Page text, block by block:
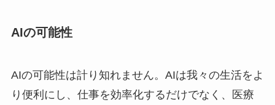
AIの可能性
AIの可能性は計り知れません。AIは我々の生活をよ
り便利にし、仕事を効率化するだけでなく、医療